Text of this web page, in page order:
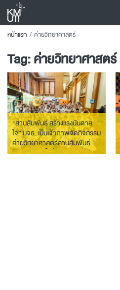
หน้าแรก ค่ายวิทยาศาสตร์
Tag:ค่ายวิทยาศาสตร์
“สานสัมพันธ์ สร้างแรงบันดาล
ใจ” มจธ. เป็นเจ้าภาพจัดกิจกรรม
ค่ายวิทยาศาสตร์สานสัมพันธ์
ฉันท์ วมว. ครั้งที่ 16